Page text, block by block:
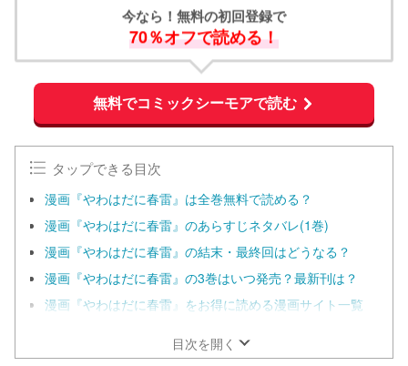
今なら！無料の初回登録で
70％オフで読める！
無料でコミックシーモアで読む
タップできる目次
漫画『やわはだに春雷』は全巻無料で読める？
漫画『やわはだに春雷』のあらすじネタバレ(1巻)
漫画『やわはだに春雷』の結末・最終回はどうなる？
漫画『やわはだに春雷』の3巻はいつ発売？最新刊は？
漫画『やわはだに春雷』をお得に読める漫画サイト一覧
目次を開く